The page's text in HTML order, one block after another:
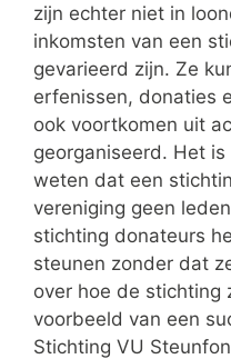
zijn echter niet in
inkomsten van een
gevarieerd zijn. Ze
erfenissen, donaties
ook voortkomen uit
georganiseerd. Het
weten dat een
vereniging geen
stichting donateurs
steunen zonder dat
over hoe de stichting
voorbeeld van een
Stichting VU